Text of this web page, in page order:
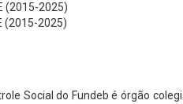
(2015-2025)
(2015-2025)
Social do Fundeb é órgão